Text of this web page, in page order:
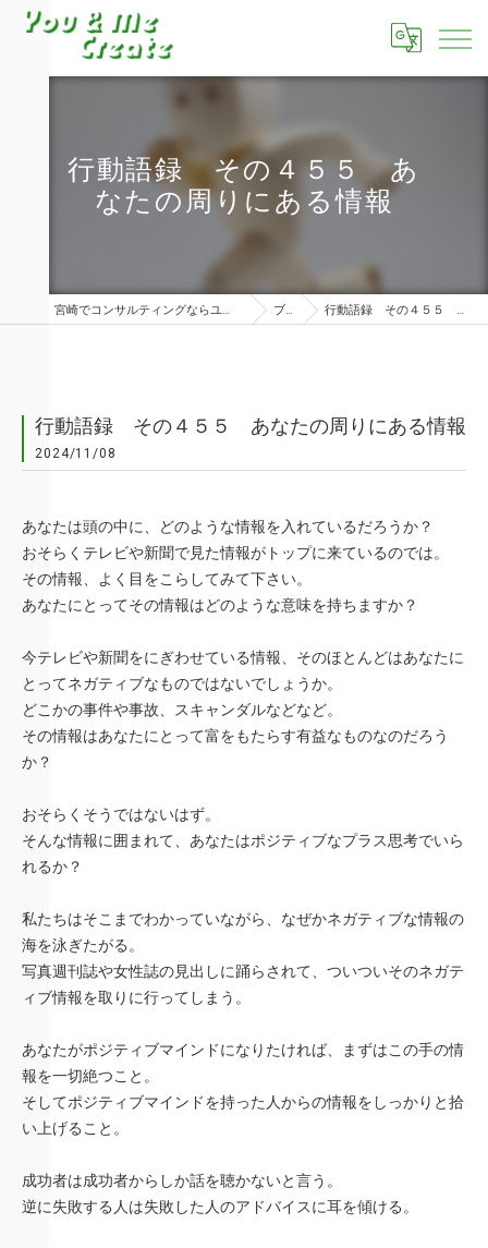
行動語録 その４５５ あ
なたの周りにある情報
宮崎でコンサルティングならユーアンドミークリエイト株式会社 ブログ 行動語録 その４５５ あなたの周りにある情報
行動語録 その４５５ あなたの周りにある情報
2024/11/08
あなたは頭の中に、どのような情報を入れているだろうか？
おそらくテレビや新聞で見た情報がトップに来ているのでは。
その情報、よく目をこらしてみて下さい。
あなたにとってその情報はどのような意味を持ちますか？
今テレビや新聞をにぎわせている情報、そのほとんどはあなたに
とってネガティブなものではないでしょうか。
どこかの事件や事故、スキャンダルなどなど。
その情報はあなたにとって富をもたらす有益なものなのだろう
か？
おそらくそうではないはず。
そんな情報に囲まれて、あなたはポジティブなプラス思考でいら
れるか？
私たちはそこまでわかっていながら、なぜかネガティブな情報の
海を泳ぎたがる。
写真週刊誌や女性誌の見出しに踊らされて、ついついそのネガテ
ィブ情報を取りに行ってしまう。
あなたがポジティブマインドになりたければ、まずはこの手の情
報を一切絶つこと。
そしてポジティブマインドを持った人からの情報をしっかりと拾
い上げること。
成功者は成功者からしか話を聴かないと言う。
逆に失敗する人は失敗した人のアドバイスに耳を傾ける。